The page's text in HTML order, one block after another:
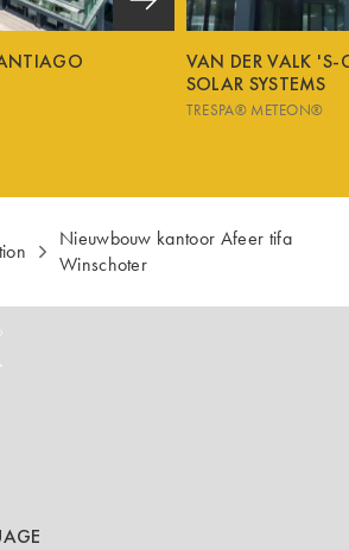
VAN DER VALK 'S-
SOLAR SYSTEMS
TRESPA® METEON®
Nieuwbouw kantoor Afeer tifa
Winschoter